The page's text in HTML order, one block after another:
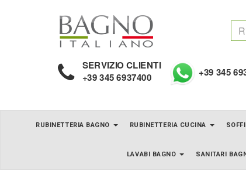
SERVIZIO CLIENTI
+39 345 6937400 +39 345
RUBINETTERIA BAGNO RUBINETTERIA CUCINA
LAVABI BAGNO SANITARI